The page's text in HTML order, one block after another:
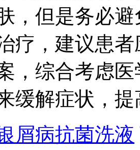
，但是务必
疗，建议患
，综合考虑
缓解症状，
屑病抗菌洗液